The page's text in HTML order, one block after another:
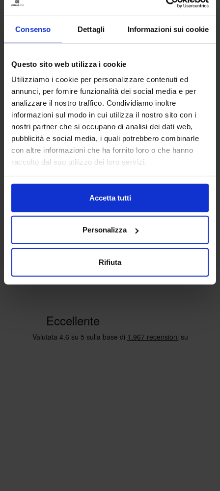
Consenso Dettagli Informazioni sui cookie
Questo sito web utilizza i cookie
Utilizziamo i cookie per personalizzare contenuti ed
annunci, per fornire funzionalità dei social media e per
analizzare il nostro traffico. Condividiamo inoltre
informazioni sul modo in cui utilizza il nostro sito con i
nostri partner che si occupano di analisi dei dati web,
pubblicità e social media, i quali potrebbero combinarle
con altre informazioni che ha fornito loro o che hanno
raccolto dal suo utilizzo dei loro servizi.
Accetta tutti
Personalizza
Rifiuta
Riviera
Trapunta In Cotone Nori
149,90 € Da 75,00 €